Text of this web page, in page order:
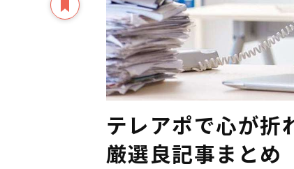
テレアポで心が折
厳選良記事まとめ